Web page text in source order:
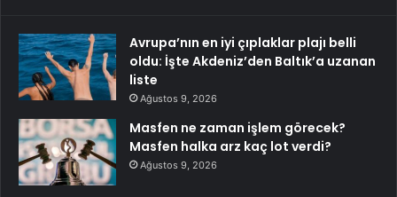
Avrupa’nın en iyi çıplaklar plajı belli
oldu: İşte Akdeniz’den Baltık’a uzanan
liste
Ağustos 9, 2026
Masfen ne zaman işlem görecek?
Masfen halka arz kaç lot verdi?
Ağustos 9, 2026